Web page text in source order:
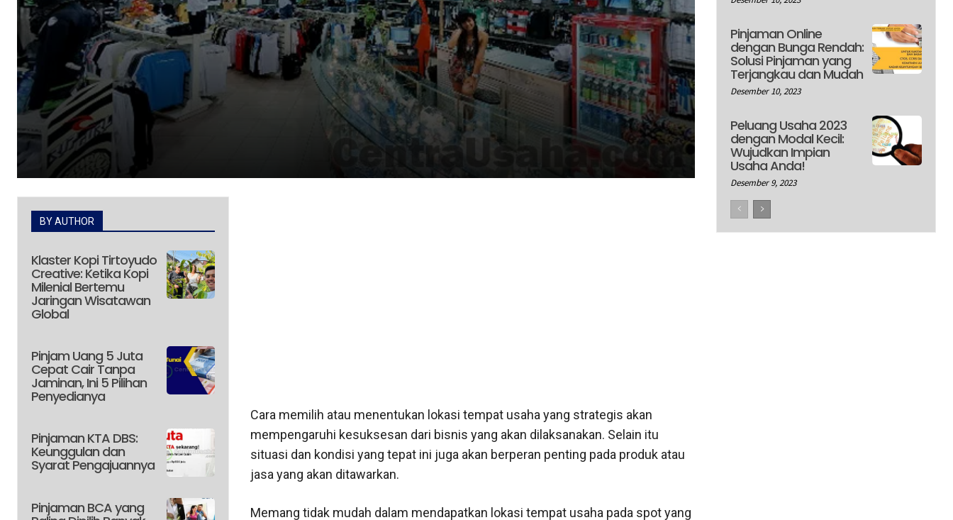
BY AUTHOR
Klaster Kopi Tirtoyudo
Creative: Ketika Kopi
Milenial Bertemu
Jaringan Wisatawan
Global
Pinjam Uang 5 Juta
Cepat Cair Tanpa
Jaminan, Ini 5 Pilihan
Penyedianya
Pinjaman KTA DBS:
Keunggulan dan
Syarat Pengajuannya
Pinjaman BCA yang
Cara memilih atau menentukan lokasi tempat usaha yang strategis akan
mempengaruhi kesuksesan dari bisnis yang akan dilaksanakan. Selain itu
situasi dan kondisi yang tepat ini juga akan berperan penting pada produk atau
jasa yang akan ditawarkan.
Memang tidak mudah dalam mendapatkan lokasi tempat usaha pada spot yang
Pinjaman Online
dengan Bunga Rendah:
Solusi Pinjaman yang
Terjangkau dan Mudah
Desember 10, 2023
Peluang Usaha 2023
dengan Modal Kecil:
Wujudkan Impian
Usaha Anda!
Desember 9, 2023